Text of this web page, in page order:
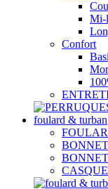
Mi-
Confort
foulard & turban